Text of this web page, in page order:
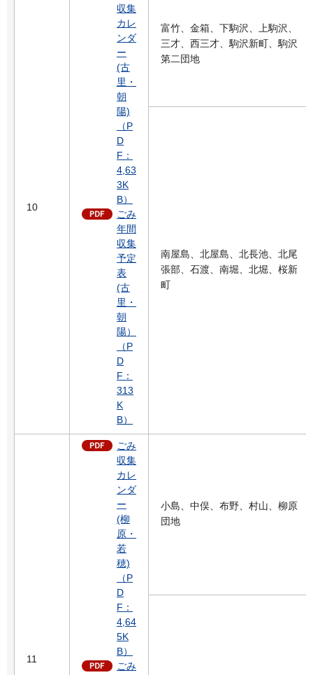
10
収集
カレ
ンダ
ー
(古
里・
朝
陽)
（P
D
F：
4,63
3K
B）
ごみ
年間
収集
予定
表
(古
里・
朝
陽）
（P
D
F：
313
K
B）
富竹、金箱、下駒沢、上駒沢、
三才、西三才、駒沢新町、駒沢
第二団地
南屋島、北屋島、北長池、北尾
張部、石渡、南堀、北堀、桜新
町
11
ごみ
収集
カレ
ンダ
ー
(柳
原・
若
穂)
（P
D
F：
4,64
5K
B）
ごみ
小島、中俣、布野、村山、柳原
団地